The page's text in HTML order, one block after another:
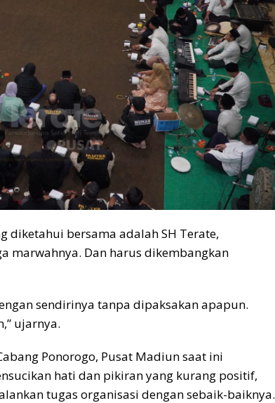
diketahui bersama adalah SH Terate,
marwahnya. Dan harus dikembangkan
sendirinya tanpa dipaksakan apapun.
ujarnya.
Ponorogo, Pusat Madiun saat ini
hati dan pikiran yang kurang positif,
tugas organisasi dengan sebaik-baiknya.